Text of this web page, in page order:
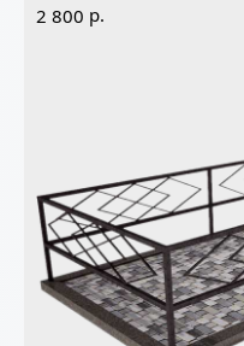
2 800 р.